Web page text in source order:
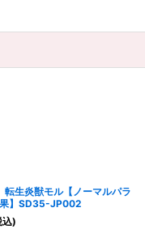
転生炎獣モル【ノーマルパラ
】SD35-JP002
込)